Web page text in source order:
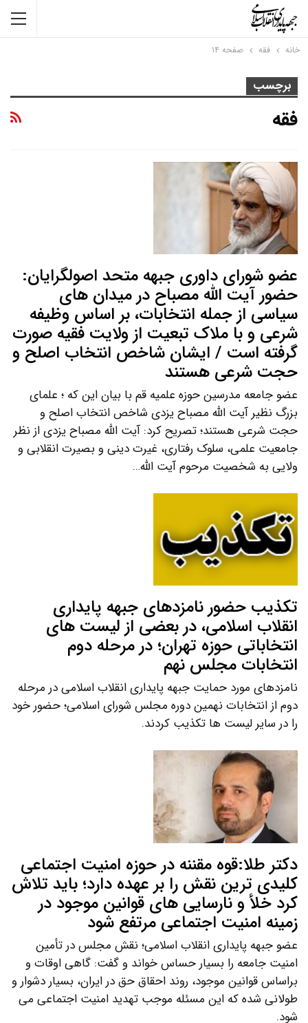
خانه فقه صفحه ۱۴
برچسب
فقه
عضو شورای داوری جبهه متحد اصولگرایان:
حضور آیت الله مصباح در میدان های
سیاسی از جمله انتخابات، بر اساس وظیفه
شرعی و با ملاک تبعیت از ولایت فقیه صورت
گرفته است / ایشان شاخص انتخاب اصلح و
حجت شرعی هستند
عضو جامعه مدرسین حوزه علمیه قم با بیان این که ؛ علمای
بزرگ نظیر آیت الله مصباح یزدی شاخص انتخاب اصلح و
حجت شرعی هستند؛ تصریح کرد: آیت الله مصباح یزدی از نظر
جامعیت علمی، سلوک رفتاری، غیرت دینی و بصیرت انقلابی و
ولایی به شخصیت مرحوم آیت الله…
تکذیب حضور نامزدهای جبهه پایداری
انقلاب اسلامی، در بعضی از لیست های
انتخاباتی حوزه تهران؛ در مرحله دوم
انتخابات مجلس نهم
نامزدهای مورد حمایت جبهه پایداری انقلاب اسلامی در مرحله
دوم از انتخابات نهمین دوره مجلس شورای اسلامی؛ حضور خود
را در سایر لیست ها تکذیب کردند.
دکتر طلا:قوه مقننه در حوزه امنیت اجتماعی
کلیدی ترین نقش را بر عهده دارد؛ باید تلاش
کرد خلأ و نارسایی های قوانین موجود در
زمینه امنیت اجتماعی مرتفع شود
عضو جبهه پایداری انقلاب اسلامی؛ نقش مجلس در تأمین
امنیت جامعه را بسیار حساس خواند و گفت: گاهی اوقات و
براساس قوانین موجود، روند احقاق حق در ایران، بسیار دشوار و
طولانی شده که این مسئله موجب تهدید امنیت اجتماعی می
شود.